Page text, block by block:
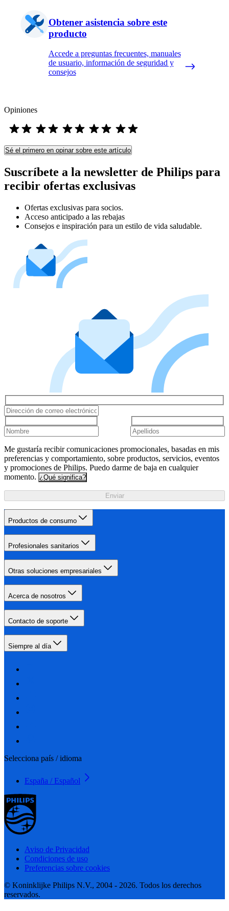
Obtener asistencia sobre este
producto
Accede a preguntas frecuentes, manuales
de usuario, información de seguridad y
consejos
Opiniones
Sé el primero en opinar sobre este artículo
Suscríbete a la newsletter de Philips para
recibir ofertas exclusivas
Ofertas exclusivas para socios.
Acceso anticipado a las rebajas
Consejos e inspiración para un estilo de vida saludable.
Me gustaría recibir comunicaciones promocionales, basadas en mis
preferencias y comportamiento, sobre productos, servicios, eventos
y promociones de Philips. Puedo darme de baja en cualquier
momento. ¿Qué significa?
Enviar
Productos de consumo
Profesionales sanitarios
Otras soluciones empresariales
Acerca de nosotros
Contacto de soporte
Siempre al día
Selecciona país / idioma
España / Español
Aviso de Privacidad
Condiciones de uso
Preferencias sobre cookies
© Koninklijke Philips N.V., 2004 - 2026. Todos los derechos
reservados.